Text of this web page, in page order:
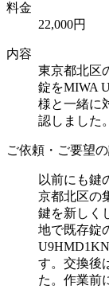
料金
22,000円
内容
東京都北区
錠をMIWA
様と一緒に
認しました。
ご依頼・ご要望
以前にも鍵
京都北区の
鍵を新しく
地で既存錠
す。交換後
た。作業前